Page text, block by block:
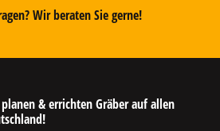
Wir beraten Sie gerne!
& errichten Gräber auf allen